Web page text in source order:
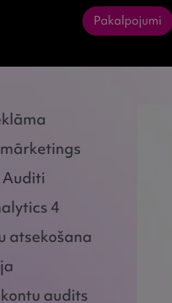
Pakalpojumi
4
atsekošana
audits